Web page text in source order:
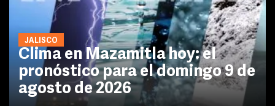
JALISCO
Clima en Mazamitla hoy: el
pronóstico para el domingo 9 de
agosto de 2026